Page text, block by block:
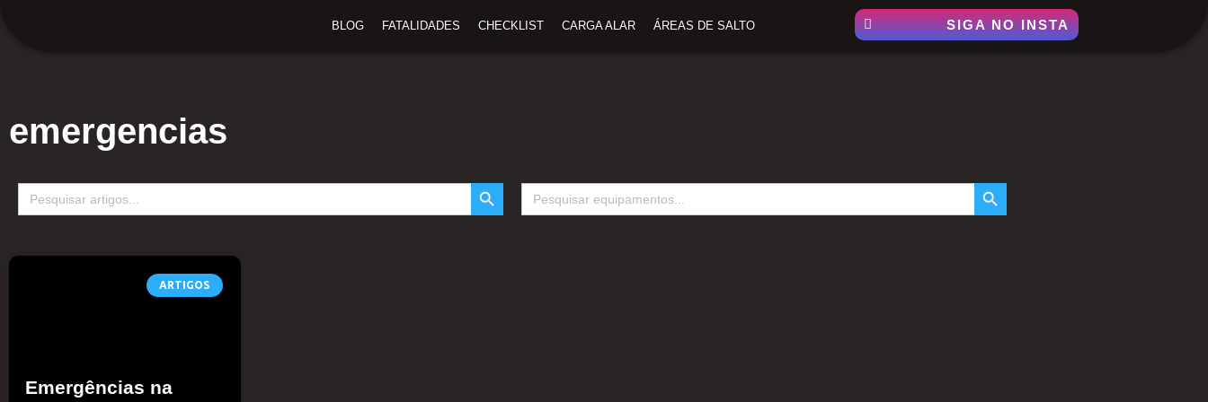
BLOG FATALIDADES CHECKLIST CARGA ALAR ÁREAS DE SALTO SIGA NO INSTA
emergencias
Search
for:
SEARCH BUTTONSearch
for:
SEARCH BUTTON
ARTIGOS
Emergências na